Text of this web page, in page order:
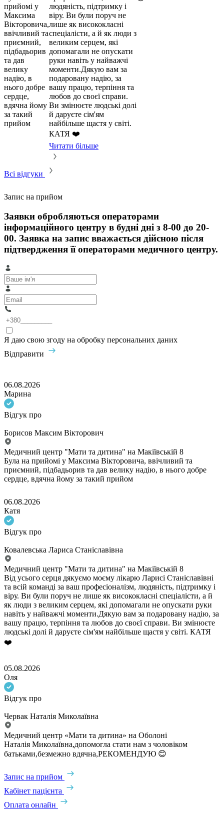
прийомі у
Максима
Вікторовича,
ввічливий та
приємний,
підбадьорив
та дав
велику
надію, в
нього добре
сердце,
вдячна йому
за такий
прийом
людяність, підтримку і
віру. Ви були поруч не
лише як висококласні
спеціалісти, а й як люди з
великим серцем, які
допомагали не опускати
руки навіть у найважчі
моменти.Дякую вам за
подаровану надію, за
вашу працю, терпіння та
любов до своєї справи.
Ви змінюєте людські долі
й даруєте сім'ям
найбільше щастя у світі.
КАТЯ ❤️
Читати більше
Всі відгуки
Запис на прийом
Заявки обробляються операторами
інформаційного центру в будні дні з 8-00 до 20-
00. Заявка на запис вважається дійсною після
підтвердження її операторами медичного центру.
Я даю свою згоду на обробку персональних даних
Відправити
06.08.2026
Марина
Відгук про
Борисов Максим Вікторович
Медичний центр "Мати та дитина" на Макіївській 8
Була на прийомі у Максима Вікторовича, ввічливий та
приємний, підбадьорив та дав велику надію, в нього добре
сердце, вдячна йому за такий прийом
06.08.2026
Катя
Відгук про
Ковалевська Лариса Станіславівна
Медичний центр "Мати та дитина" на Макіївській 8
Від усього серця дякуємо моєму лікарю Ларисі Станіславівні
та всій команді за ваш професіоналізм, людяність, підтримку і
віру. Ви були поруч не лише як висококласні спеціалісти, а й
як люди з великим серцем, які допомагали не опускати руки
навіть у найважчі моменти.Дякую вам за подаровану надію, за
вашу працю, терпіння та любов до своєї справи. Ви змінюєте
людські долі й даруєте сім'ям найбільше щастя у світі. КАТЯ
❤️
05.08.2026
Оля
Відгук про
Червак Наталія Миколаївна
Медичний центр «Мати та дитина» на Оболоні
Наталія Миколаївна,допомогла стати нам з чоловіком
батьками,безмежно вдячна,РЕКОМЕНДУЮ 😊
Запис на прийом
Кабінет пацієнта
Оплата онлайн